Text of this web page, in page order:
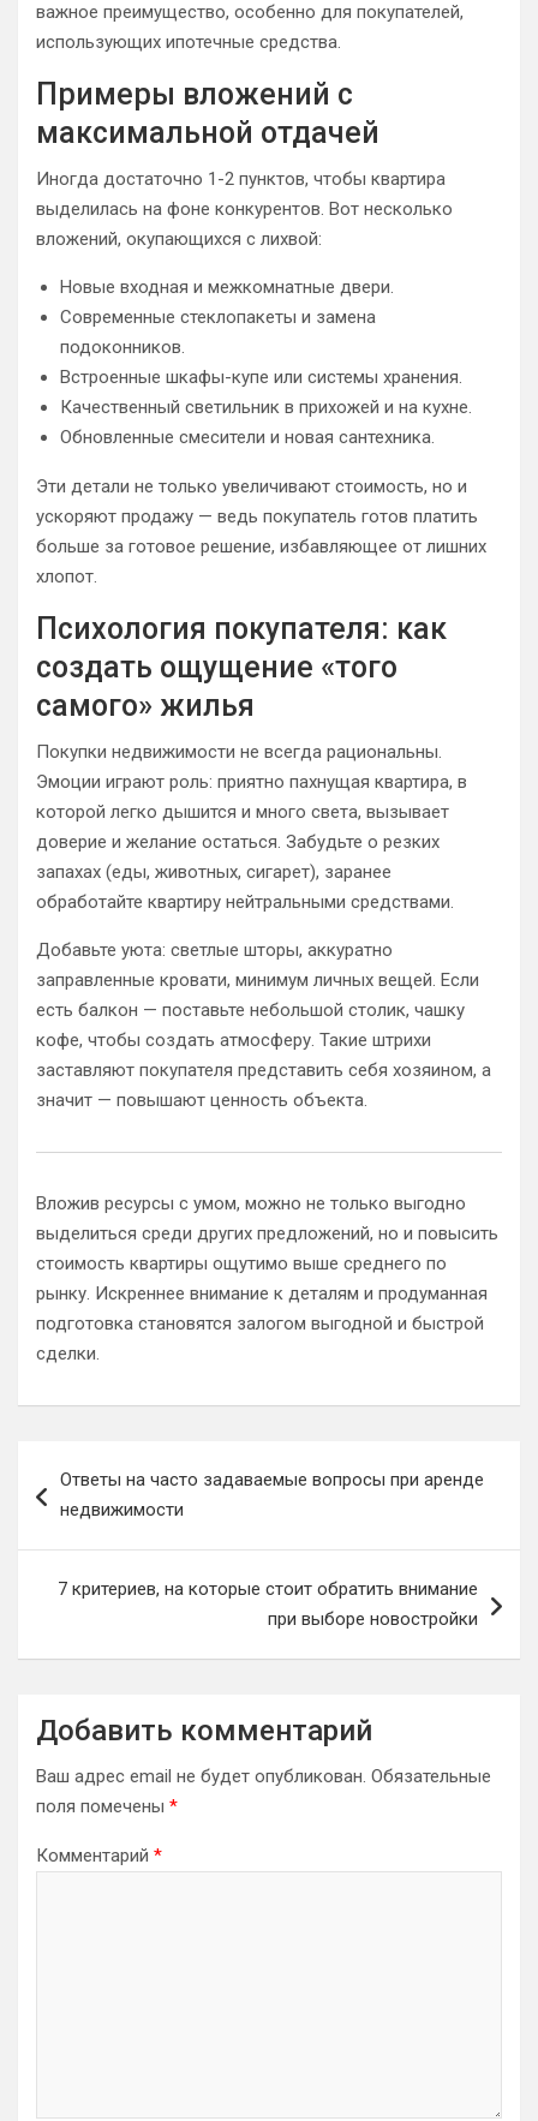
важное преимущество, особенно для покупателей,
использующих ипотечные средства.
Примеры вложений с
максимальной отдачей
Иногда достаточно 1-2 пунктов, чтобы квартира
выделилась на фоне конкурентов. Вот несколько
вложений, окупающихся с лихвой:
Новые входная и межкомнатные двери.
Современные стеклопакеты и замена
подоконников.
Встроенные шкафы-купе или системы хранения.
Качественный светильник в прихожей и на кухне.
Обновленные смесители и новая сантехника.
Эти детали не только увеличивают стоимость, но и
ускоряют продажу — ведь покупатель готов платить
больше за готовое решение, избавляющее от лишних
хлопот.
Психология покупателя: как
создать ощущение «того
самого» жилья
Покупки недвижимости не всегда рациональны.
Эмоции играют роль: приятно пахнущая квартира, в
которой легко дышится и много света, вызывает
доверие и желание остаться. Забудьте о резких
запахах (еды, животных, сигарет), заранее
обработайте квартиру нейтральными средствами.
Добавьте уюта: светлые шторы, аккуратно
заправленные кровати, минимум личных вещей. Если
есть балкон — поставьте небольшой столик, чашку
кофе, чтобы создать атмосферу. Такие штрихи
заставляют покупателя представить себя хозяином, а
значит — повышают ценность объекта.
Вложив ресурсы с умом, можно не только выгодно
выделиться среди других предложений, но и повысить
стоимость квартиры ощутимо выше среднего по
рынку. Искреннее внимание к деталям и продуманная
подготовка становятся залогом выгодной и быстрой
сделки.
по
Ответы на часто задаваемые вопросы при аренде
недвижимости
7 критериев, на которые стоит обратить внимание
при выборе новостройки
Добавить комментарий
Ваш адрес email не будет опубликован. Обязательные
поля помечены *
Комментарий *